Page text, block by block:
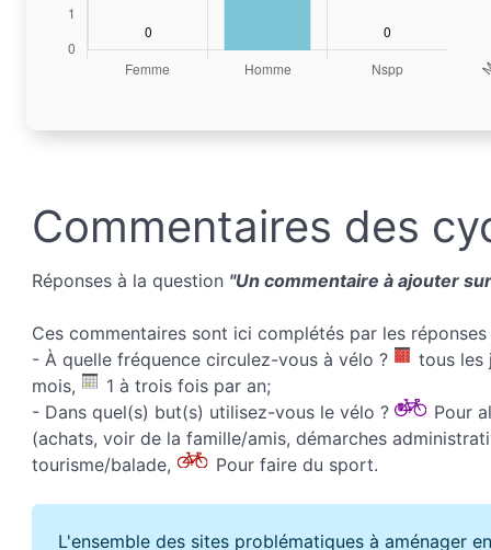
Commentaires des
Réponses à la question "Un commentaire à ajouter
Ces commentaires sont ici complétés par les
- À quelle fréquence circulez-vous à vélo ?
tous les
mois,
1 à trois fois par an;
- Dans quel(s) but(s) utilisez-vous le vélo ?
Pour
(achats, voir de la famille/amis, démarches
tourisme/balade,
Pour faire du sport.
L'ensemble des sites problématiques à aménager